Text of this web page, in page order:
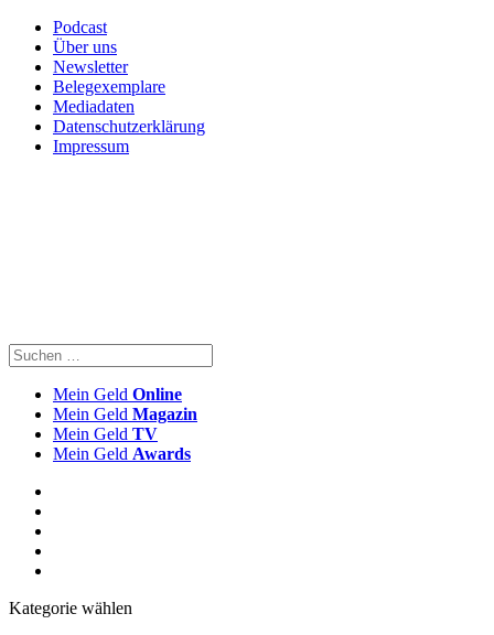
Podcast
Über uns
Newsletter
Belegexemplare
Mediadaten
Datenschutzerklärung
Impressum
Mein Geld Online
Mein Geld Magazin
Mein Geld TV
Mein Geld Awards
Kategorie wählen